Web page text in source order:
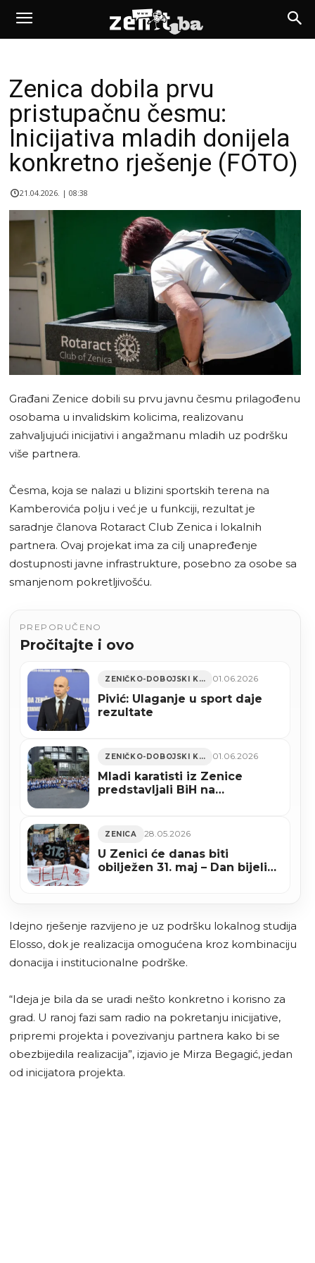
Zenica dobila prvu
pristupačnu česmu:
Inicijativa mladih donijela
konkretno rješenje (FOTO)
21.04.2026. | 08:38
Građani Zenice dobili su prvu javnu česmu prilagođenu
osobama u invalidskim kolicima, realizovanu
zahvaljujući inicijativi i angažmanu mladih uz podršku
više partnera.
Česma, koja se nalazi u blizini sportskih terena na
Kamberovića polju i već je u funkciji, rezultat je
saradnje članova Rotaract Club Zenica i lokalnih
partnera. Ovaj projekat ima za cilj unapređenje
dostupnosti javne infrastrukture, posebno za osobe sa
smanjenom pokretljivošću.
PREPORUČENO
Pročitajte i ovo
ZENIČKO-DOBOJSKI KANTON 01.06.2026
Pivić: Ulaganje u sport daje
rezultate
ZENIČKO-DOBOJSKI KANTON 01.06.2026
Mladi karatisti iz Zenice
predstavljali BiH na
ZENICA 28.05.2026
U Zenici će danas biti
obilježen 31. maj – Dan bijelih
Idejno rješenje razvijeno je uz podršku lokalnog studija
Elosso, dok je realizacija omogućena kroz kombinaciju
donacija i institucionalne podrške.
“Ideja je bila da se uradi nešto konkretno i korisno za
grad. U ranoj fazi sam radio na pokretanju inicijative,
pripremi projekta i povezivanju partnera kako bi se
obezbijedila realizacija”, izjavio je Mirza Begagić, jedan
od inicijatora projekta.